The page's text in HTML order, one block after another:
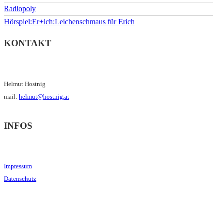
Radiopoly
Hörspiel:Er+ich:Leichenschmaus für Erich
KONTAKT
Helmut Hostnig
mail: helmut@hostnig.at
INFOS
Impressum
Datenschutz